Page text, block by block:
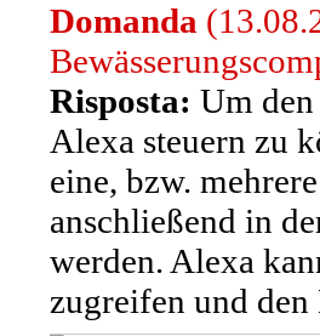
Domanda
Risposta: Um
Alexa steuern zu
eine, bzw.
anschließend in
werden. Alexa
zugreifen und den